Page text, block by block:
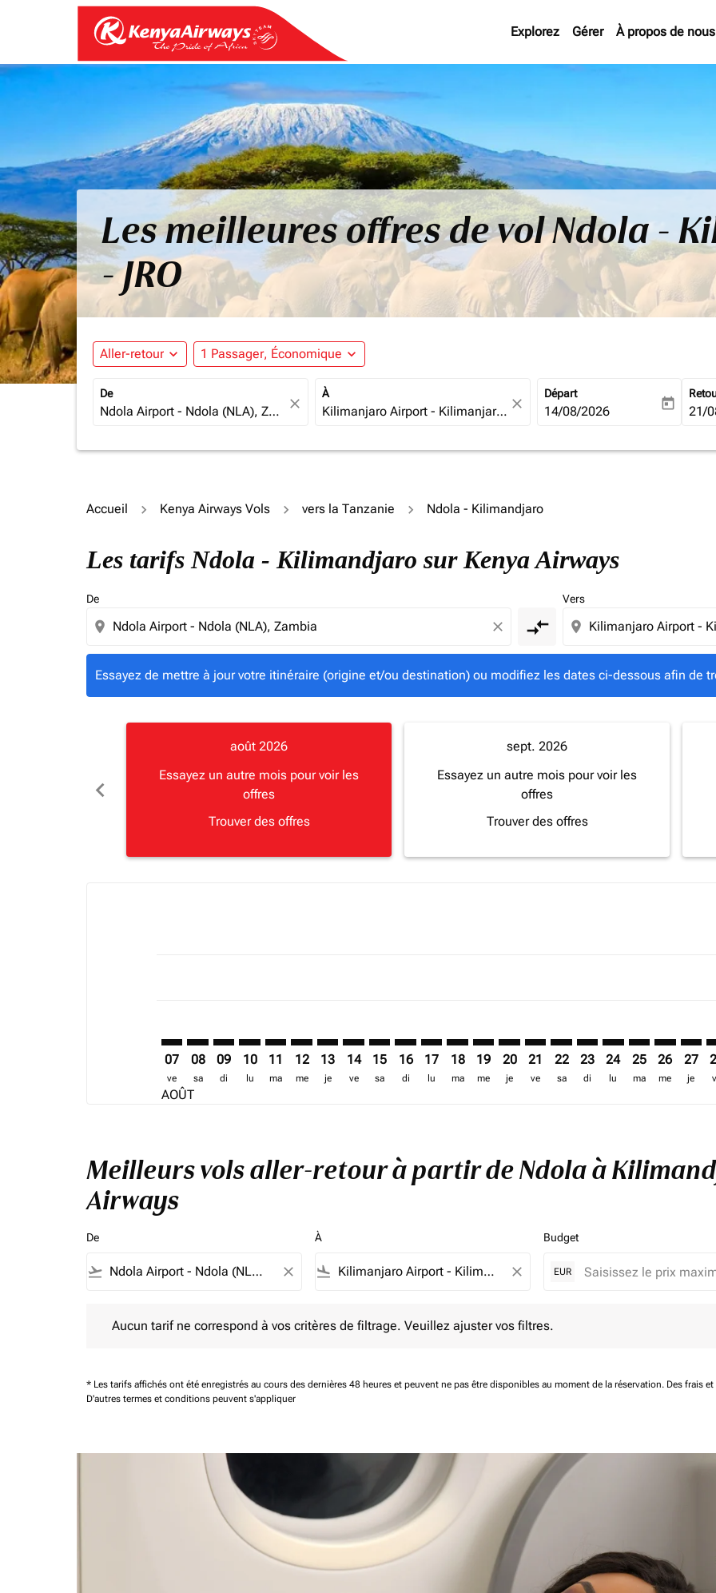
Explorez Gérer À propos de nous
Les meilleures offres de vol Ndola -
- JRO
Aller-retour expand_more 1 Passager, Économique expand_more
De
close
À
close
Départ
fc-booking-departure-date-
14/08/2026 today fc-
21/
Accueil Kenya Airways Vols vers la Tanzanie Ndola - Kilimandjaro
Les tarifs Ndola - Kilimandjaro sur Kenya Airways
De
location_on close compare_arrows
Vers
location_on
Essayez de mettre à jour votre itinéraire (origine et/ou destination) ou modifiez les dates ci-dessous afin de
Essayez de mettre à jour votre itinéraire (origine et/ou destination) ou modifiez les dates ci-dessous afin
chevron_left
août 2026
Essayez un autre mois pour voir les
offres
Trouver des offres
sept. 2026
Essayez un autre mois pour voir les
offres
Trouver des offres
07
ve
AOÛT
08
sa
09
di
10
lu
11
ma
12
me
13
je
14
ve
15
sa
16
di
17
lu
18
ma
NLA–JRO: cmp-view-offers-disclaimer.
19
me
NLA–JRO: cmp-view-offers-
20
je
NLA–JRO: cmp-view-offers-
21
ve
NLA–JRO: cmp-view-
22
sa
NLA–JRO: cmp-view-
23
di
NLA–JRO: cmp-
24
lu
NLA–JRO:
25
ma
26
me
27
je
Meilleurs vols aller-retour à partir de Ndola à
Airways
De
flight_takeoff close
À
flight_land close
Budget
EUR
Aucun tarif ne correspond à vos critères de filtrage. Veuillez ajuster vos filtres.
* Les tarifs affichés ont été enregistrés au cours des dernières 48 heures et peuvent ne pas être disponibles au moment de la réservation. Des frais
D'autres termes et conditions peuvent s'appliquer